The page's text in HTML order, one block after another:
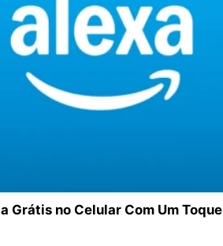
Grátis no Celular Com Um Toque